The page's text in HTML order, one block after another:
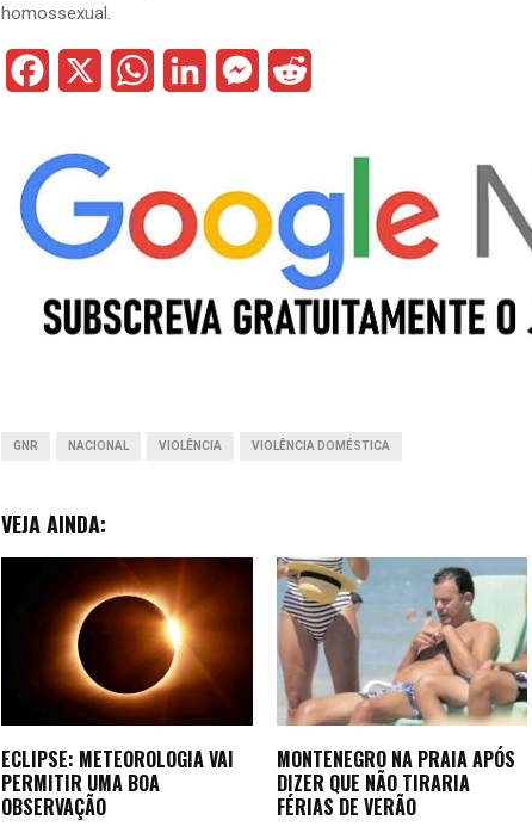
homossexual.
c
b
o
W
t
s
p
k
e
I
M
s
e
g
d
i
t
GNR NACIONAL VIOLÊNCIA VIOLÊNCIA DOMÉSTICA
VEJA AINDA:
ECLIPSE: METEOROLOGIA VAI
PERMITIR UMA BOA
OBSERVAÇÃO
MONTENEGRO NA PRAIA APÓS
DIZER QUE NÃO TIRARIA
FÉRIAS DE VERÃO